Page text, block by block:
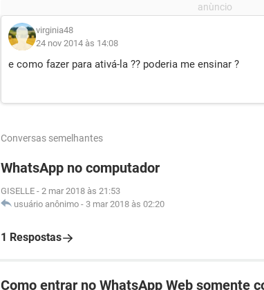
virginia48
24 nov 2014 às 14:08
e como fazer para ativá-la ?? poderia me ensinar ?
Conversas semelhantes
WhatsApp no computador
GISELLE - 2 mar 2018 às 21:53
usuário anônimo - 3 mar 2018 às 02:20
1 Respostas
Como entrar no WhatsApp Web somente